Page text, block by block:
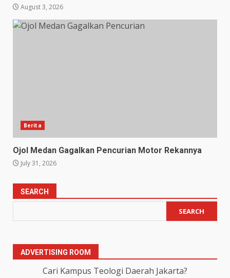
August 3, 2026
Berita
Ojol Medan Gagalkan Pencurian Motor Rekannya
July 31, 2026
SEARCH
SEARCH
ADVERTISING ROOM
Cari Kampus Teologi Daerah Jakarta?